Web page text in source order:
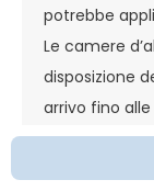
potrebbe
Le camere
disposizione
arrivo fino alle
L’orario di
comunque a